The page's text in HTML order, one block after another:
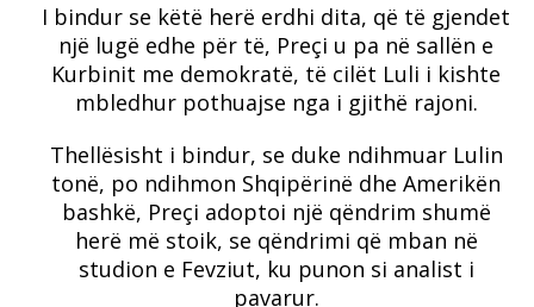
I bindur se këtë herë erdhi dita, që të gjendet
një lugë edhe për të, Preçi u pa në sallën e
Kurbinit me demokratë, të cilët Luli i kishte
mbledhur pothuajse nga i gjithë rajoni.
Thellësisht i bindur, se duke ndihmuar Lulin
tonë, po ndihmon Shqipërinë dhe Amerikën
bashkë, Preçi adoptoi një qëndrim shumë
herë më stoik, se qëndrimi që mban në
studion e Fevziut, ku punon si analist i
pavarur.